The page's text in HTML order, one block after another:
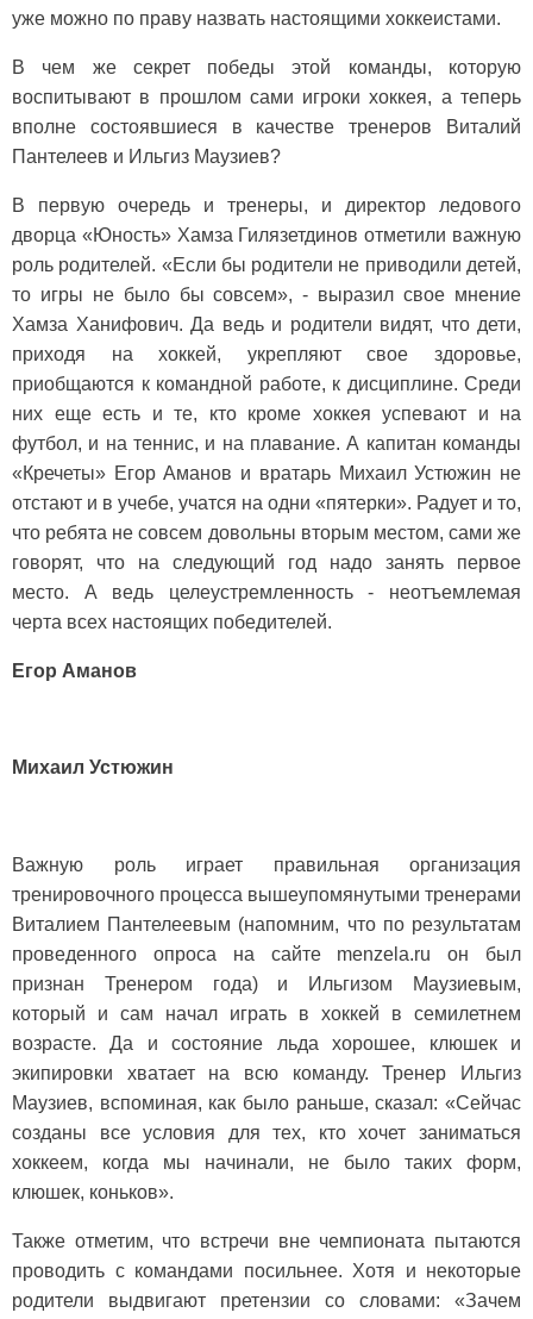
уже можно по праву назвать настоя­щими хоккеистами.
В чем же секрет победы этой коман­ды, которую
воспитывают в прошлом сами игроки хоккея, а теперь
вполне состоявшиеся в качестве тренеров Ви­талий
Пантелеев и Ильгиз Маузиев?
В первую очередь и тренеры, и ди­ректор ледового
дворца «Юность» Хамза Гилязетдинов отметили важную
роль родителей. «Если бы родители не приводили детей,
то игры не было бы совсем», - выразил свое мнение
Хамза Ханифович. Да ведь и родители видят, что дети,
приходя на хоккей, укрепля­ют свое здоровье,
приобщаются к ко­мандной работе, к дисциплине. Среди
них еще есть и те, кто кроме хоккея успевают и на
футбол, и на теннис, и на плавание. А капитан команды
«Кре­четы» Егор Аманов и вратарь Михаил Устюжин не
отстают и в учебе, учатся на одни «пятерки». Радует и то,
что ребя­та не совсем довольны вторым местом, сами же
говорят, что на следующий год надо занять первое
место. А ведь целе­устремленность - неотъемлемая
черта всех настоящих победителей.
Егор Аманов
Михаил Устюжин
Важную роль играет правильная ор­ганизация
тренировочного процесса вышеупомянутыми тренерами
Вита­лием Пантелеевым (напомним, что по результатам
проведенного опроса на сайте menzela.ru он был
признан Тре­нером года) и Ильгизом Маузиевым,
который и сам начал играть в хоккей в семилетнем
возрасте. Да и состояние льда хорошее, клюшек и
экипировки хватает на всю команду. Тренер Ильгиз
Маузиев, вспоминая, как было раньше, сказал: «Сейчас
созданы все условия для тех, кто хочет заниматься
хокке­ем, когда мы начинали, не было таких форм,
клюшек, коньков».
Также отметим, что встречи вне чемпионата пытаются
проводить с командами посильнее. Хотя и некото­рые
родители выдвигают претензии со словами: «Зачем